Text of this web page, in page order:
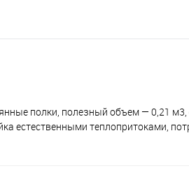
полки, полезный объем — 0,21
естественными теплопритоками,